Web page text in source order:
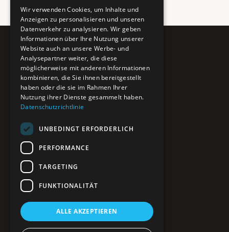
Pure BiH
Authentisches Bosnien & Herzegowina
Ein Teil des BTP Reise-Netzwerks.
POIs entdecken
Interaktive Karte
Reiseblog
Reiseinfos & Tipps
Impressum
Datenschutz
Wir verwenden Cookies, um Inhalte und
Anzeigen zu personalisieren und unseren
Datenverkehr zu analysieren. Wir geben
Informationen über Ihre Nutzung unserer
Website auch an unsere Werbe- und
Analysepartner weiter, die diese
möglicherweise mit anderen Informationen
kombinieren, die Sie ihnen bereitgestellt
haben oder die sie im Rahmen Ihrer
Nutzung ihrer Dienste gesammelt haben.
Datenschutzrichtlinie
UNBEDINGT ERFORDERLICH
PERFORMANCE
TARGETING
FUNKTIONALITÄT
ALLE AKZEPTIEREN